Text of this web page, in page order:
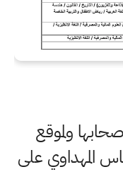
ولموقع
المهداوي على